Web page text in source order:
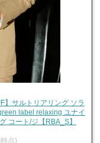
】サルトリアリング ソラ
label relaxing ユナイ
コート/ジ【RBA_S】
点)